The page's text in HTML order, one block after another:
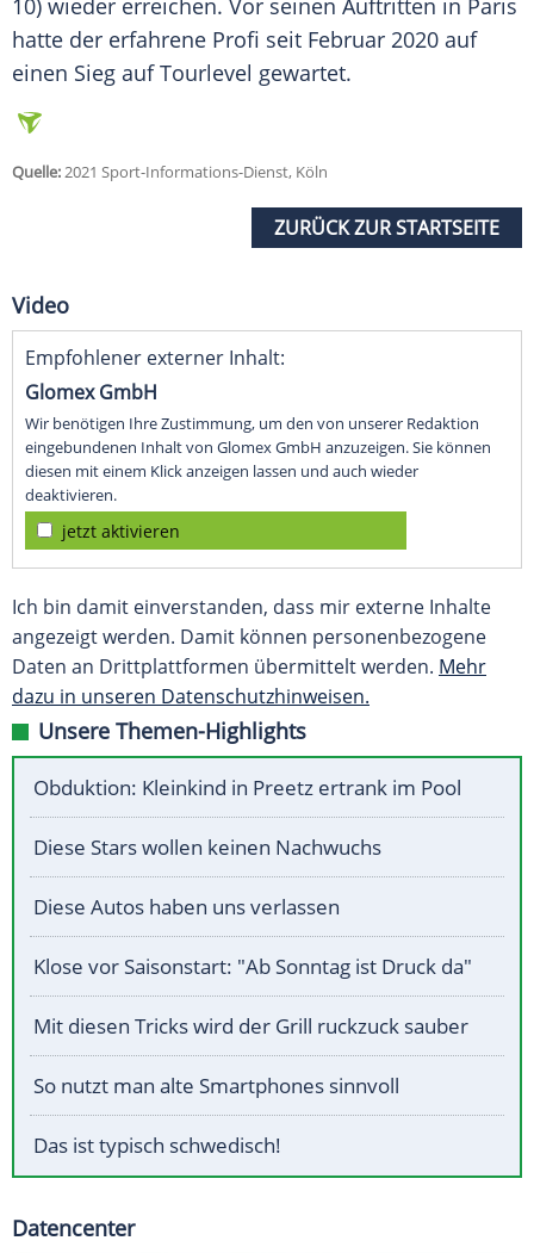
10) wieder erreichen. Vor seinen Auftritten in Paris
hatte der erfahrene Profi seit Februar 2020 auf
einen Sieg auf Tourlevel gewartet.
Quelle:2021 Sport-Informations-Dienst, Köln
ZURÜCK ZUR STARTSEITE
Video
Empfohlener externer Inhalt:
Glomex GmbH
Wir benötigen Ihre Zustimmung, um den von unserer Redaktion
eingebundenen Inhalt von Glomex GmbH anzuzeigen. Sie können
diesen mit einem Klick anzeigen lassen und auch wieder
deaktivieren.
jetzt aktivieren
Ich bin damit einverstanden, dass mir externe Inhalte
angezeigt werden. Damit können personenbezogene
Daten an Drittplattformen übermittelt werden. Mehr
dazu in unseren Datenschutzhinweisen.
Unsere Themen-Highlights
Obduktion: Kleinkind in Preetz ertrank im Pool
Diese Stars wollen keinen Nachwuchs
Diese Autos haben uns verlassen
Klose vor Saisonstart: "Ab Sonntag ist Druck da"
Mit diesen Tricks wird der Grill ruckzuck sauber
So nutzt man alte Smartphones sinnvoll
Das ist typisch schwedisch!
Datencenter